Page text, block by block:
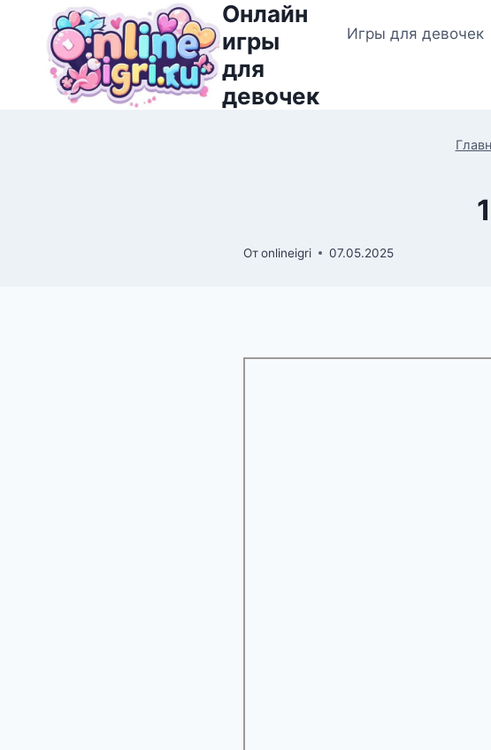
Перейти
содержимому
Онлайн
игры
для
девочек
Игры для девочек
Отonlineigri 07.05.2025